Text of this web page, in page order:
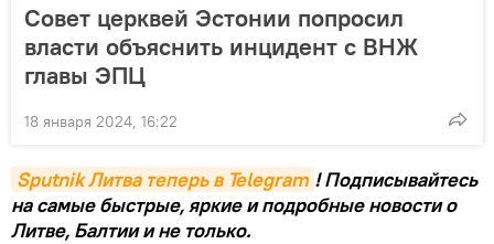
Совет церквей Эстонии попросил
власти объяснить инцидент с ВНЖ
главы ЭПЦ
18 января 2024, 16:22
Sputnik Литва теперь в Telegram ! Подписывайтесь
на самые быстрые, яркие и подробные новости о
Литве, Балтии и не только.